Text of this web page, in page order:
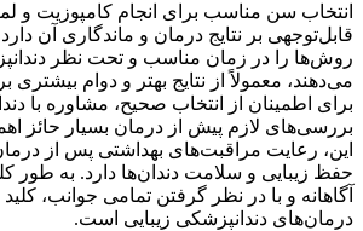
انتخاب سن مناسب برای انجام کامپوزیت و
قابل‌توجهی بر نتایج درمان و ماندگاری آن
روش‌ها را در زمان مناسب و تحت نظر
می‌دهند، معمولاً از نتایج بهتر و دوام
برای اطمینان از انتخاب صحیح، مشاوره با
بررسی‌های لازم پیش از درمان بسیار حائز
این، رعایت مراقبت‌های بهداشتی پس از
حفظ زیبایی و سلامت دندان‌ها دارد. به طور
آگاهانه و با در نظر گرفتن تمامی جوانب،
درمان‌های دندانپزشکی زیبایی است.